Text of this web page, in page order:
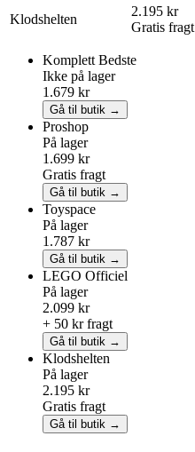
Klodshelten
2.195 kr
Gratis fragt
Komplett Bedste
Ikke på lager
1.679 kr
Gå til butik →
Proshop
På lager
1.699 kr
Gratis fragt
Gå til butik →
Toyspace
På lager
1.787 kr
Gå til butik →
LEGO Officiel
På lager
2.099 kr
+ 50 kr fragt
Gå til butik →
Klodshelten
På lager
2.195 kr
Gratis fragt
Gå til butik →